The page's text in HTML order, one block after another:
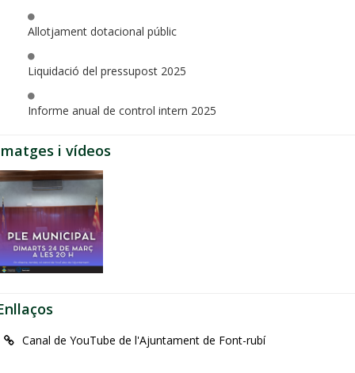
Allotjament dotacional públic
Liquidació del pressupost 2025
Informe anual de control intern 2025
i vídeos
Canal de YouTube de l'Ajuntament de Font-rubí